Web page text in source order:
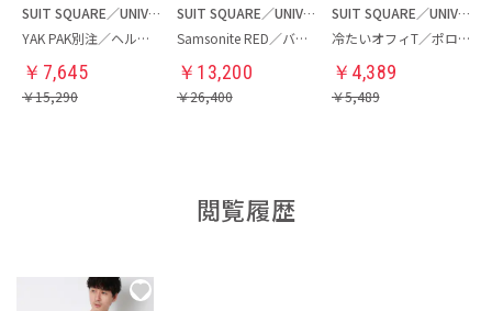
SUIT SQUARE／UNIVERSAL LANGUAGE
YAK PAK別注／ヘルメットバッグ
￥ 7,645
￥15,290
SUIT SQUARE／UNIVERSAL LANGUAGE
Samsonite RED／バックパック
￥ 13,200
￥26,400
SUIT SQUARE／UNIVERSAL LANGUAGE
冷たいオフィT／ポロシャツ
￥ 4,389
￥5,489
閲覧履歴